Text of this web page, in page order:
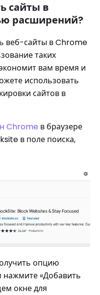
сайты в
расширений?
веб-сайты в Chrome
таких
вам время и
использовать
сайтов в
Chrome в браузере
в поле поиска,
опцию
нажмите «Добавить
окне для